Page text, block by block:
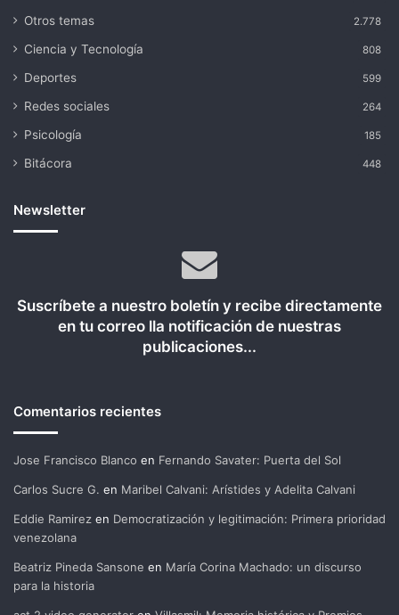
Otros temas 2.778
Ciencia y Tecnología 808
Deportes 599
Redes sociales 264
Psicología 185
Bitácora 448
Newsletter
Suscríbete a nuestro boletín y recibe directamente
en tu correo lla notificación de nuestras
publicaciones...
Comentarios recientes
Jose Francisco Blanco en Fernando Savater: Puerta del Sol
Carlos Sucre G. en Maribel Calvani: Arístides y Adelita Calvani
Eddie Ramirez en Democratización y legitimación: Primera prioridad
venezolana
Beatriz Pineda Sansone en María Corina Machado: un discurso
para la historia